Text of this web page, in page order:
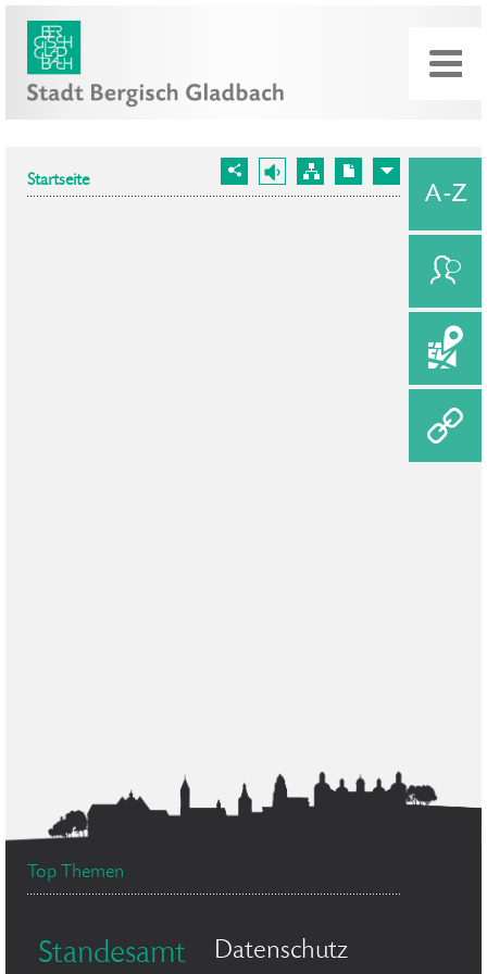
Startseite
Top Themen
Standesamt Datenschutz